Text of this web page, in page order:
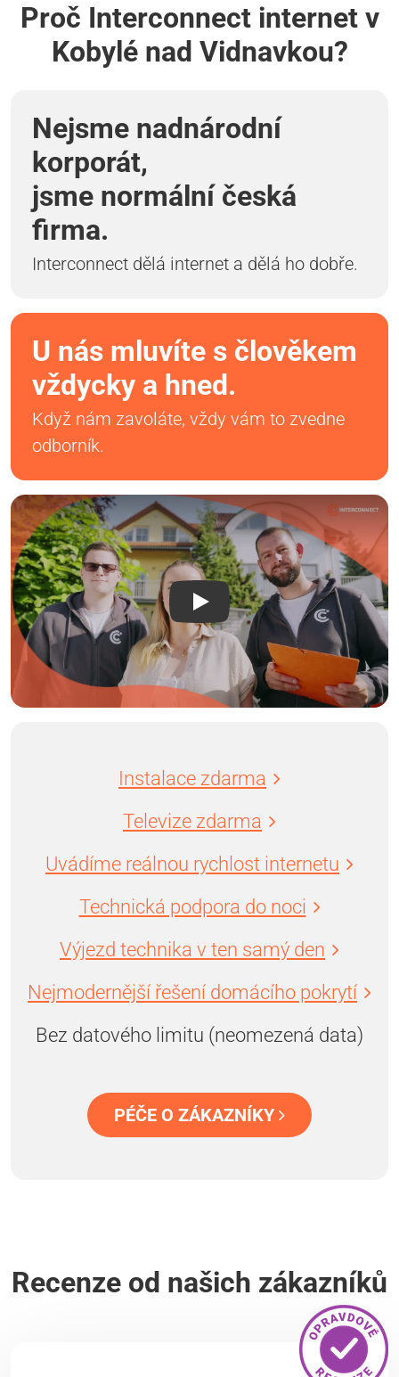
Proč Interconnect internet v
Kobylé nad Vidnavkou?
Nejsme nadnárodní
korporát,
jsme normální česká
firma.
Interconnect dělá internet a dělá ho dobře.
U nás mluvíte s člověkem
vždycky a hned.
Když nám zavoláte, vždy vám to zvedne
odborník.
Instalace zdarma
Televize zdarma
Uvádíme reálnou rychlost internetu
Technická podpora do noci
Výjezd technika v ten samý den
Nejmodernější řešení domácího pokrytí
Bez datového limitu (neomezená data)
PÉČE O ZÁKAZNÍKY
Recenze od našich zákazníků